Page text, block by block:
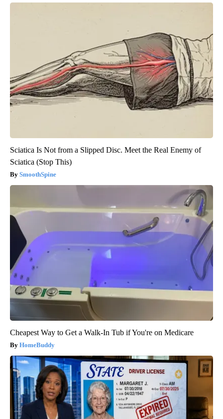
Sciatica Is Not from a Slipped Disc. Meet the Real Enemy of
Sciatica (Stop This)
SmoothSpine
Cheapest Way to Get a Walk-In Tub if You're on Medicare
HomeBuddy